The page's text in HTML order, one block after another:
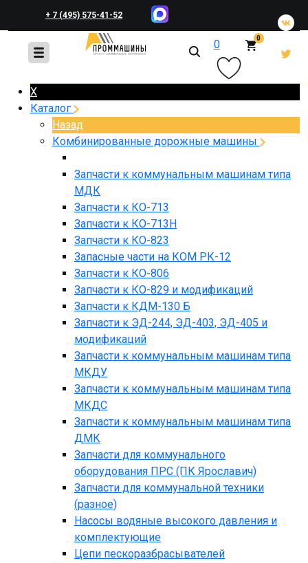
+ 7 (495) 575-41-52
+ 7 (495) 648-45-83 0 0
X
Каталог
Назад
Комбинированные дорожные машины
Запчасти к коммунальным машинам типа
МДК
Запчасти к КО-713
Запчасти к КО-713Н
Запчасти к КО-823
Запасные части на КОМ РК-12
Запчасти к КО-806
Запчасти к КО-829 и модификаций
Запчасти к КДМ-130 Б
Запчасти к ЭД-244, ЭД-403, ЭД-405 и
модификаций
Запчасти к коммунальным машинам типа
МКДУ
Запчасти к коммунальным машинам типа
МКДС
Запчасти к коммунальным машинам типа
ДМК
Запчасти для коммунального
оборудования ПРС (ПК Ярославич)
Запчасти для коммунальной техники
(разное)
Насосы водяные высокого давления и
комплектующие
Цепи пескоразбрасывателей